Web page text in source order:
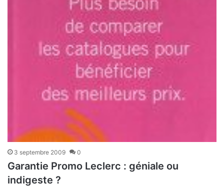
3 septembre 2009 0
Garantie Promo Leclerc : géniale ou
indigeste ?